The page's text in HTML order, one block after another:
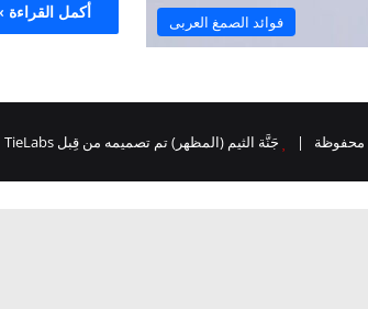
فوائد الصمغ العربى أكمل القراءة
جَنَّة الثيم (المظهر) تم تصميمه من قِبل TieLabs